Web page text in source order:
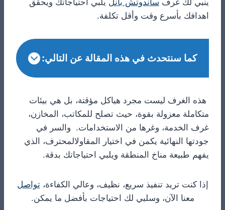
ينبي لك غرف ساندوتش بانل يلبي احتياجاتك ويحقق
اهدافك بأسرع وقت وأقل تكلفة.
كما سنتحدث في هذه المقالة عن التالي:
هذه الغرف ليست مجرد هياكل مؤقتة، بل هي بيئات
متكاملة معزولة بقوة، حيث تصلح للمكاتب، المخازن،
غرف الخدمة، وغرها من الاستخدامات. والسر في
جودتها النهائية يكمن في اختيار المقاولالمحترف، الذي
يفهم طبيعة مناخ المنطقة ويلبي احتياجاتك بدقة.
إذا كنت تريد تنفيذ سريع، نظيف، وعالي الكفاءة،تواصل
معنا الآن، وسلبي لك احتياجات بأفضل ما يمكن.